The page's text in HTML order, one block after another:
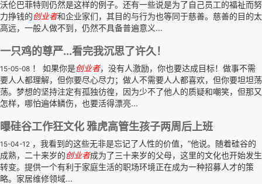
沃伦巴菲特则仍然是这样的例子。还有一些说是为了自己员工的福祉而努
力挣钱的创业者和企业家们，其目的与行为也等同于慈善。慈善的目的太
高远，一般人做不到，仍然不具备普遍意义...
一只鸡的尊严...看完我沉思了许久！
15-05-08 ！ 如果你是创业者，没有人激励，你也要达成目标！做事不需
要人人都理解，但你要尽心尽力；做人不需要人人都喜欢，但你要坦坦荡
荡。梦想的坚持注定有孤独彷徨，因为少不了他人的质疑和嘲笑，但那又
怎样，哪怕遍体鳞伤，也要活得漂亮...
曝硅谷工作狂文化 雅虎高管生孩子两周后上班
15-04-12 ，我看到的这些无非是忘记了人性的价值，”他说。随着硅谷的
成熟，二十来岁的创业者成为了三十来岁的父母，这里的文化也开始发生
转变。提供一个有利于家庭生活的职场环境正在成为一种招募人才的策
略。家居维修领域...